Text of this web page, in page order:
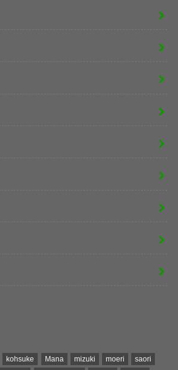
kohsuke Mana mizuki moeri
saori